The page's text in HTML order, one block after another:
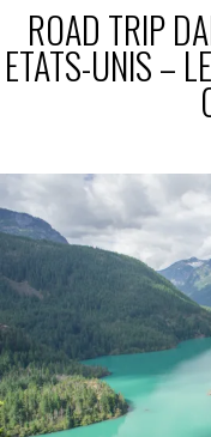
ROAD TRIP
ETATS-UNIS –